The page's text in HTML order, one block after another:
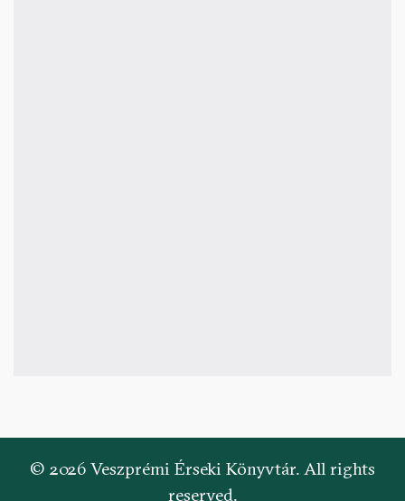
© 2026 Veszprémi Érseki Könyvtár. All rights
reserved.